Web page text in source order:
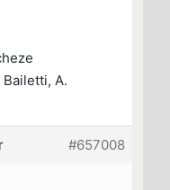
A.
#657008